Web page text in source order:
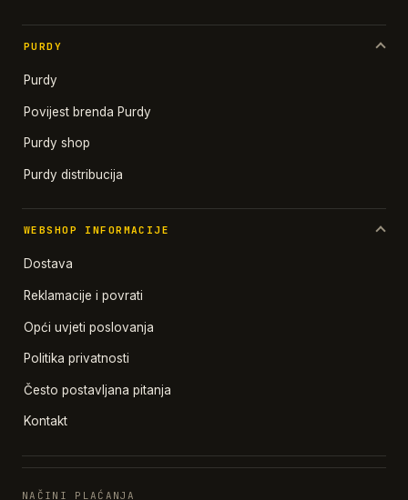
PURDY
Purdy
Povijest brenda Purdy
Purdy shop
Purdy distribucija
WEBSHOP INFORMACIJE
Dostava
Reklamacije i povrati
Opći uvjeti poslovanja
Politika privatnosti
Često postavljana pitanja
Kontakt
NAČINI PLAĆANJA